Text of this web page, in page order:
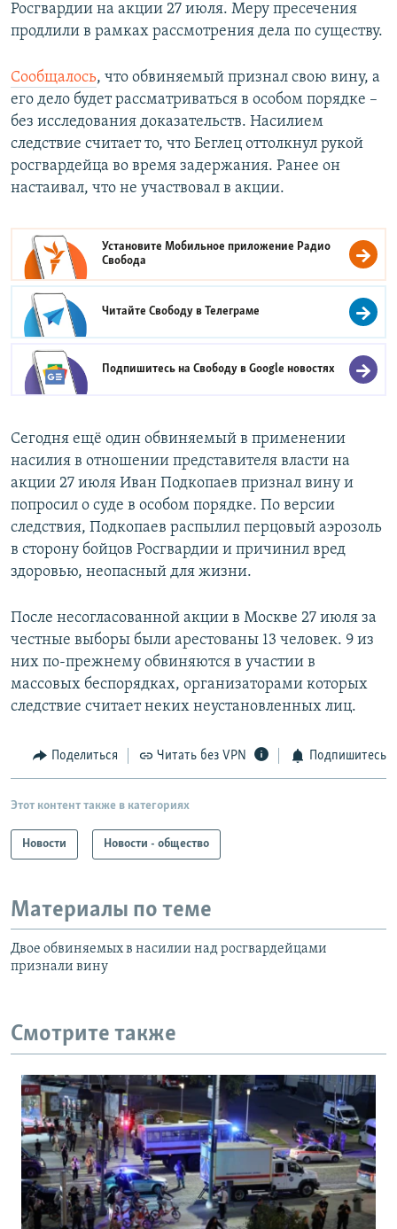
Росгвардии на акции 27 июля. Меру пресечения
продлили в рамках рассмотрения дела по существу.
Сообщалось, что обвиняемый признал свою вину, а
его дело будет рассматриваться в особом порядке –
без исследования доказательств. Насилием
следствие считает то, что Беглец оттолкнул рукой
росгвардейца во время задержания. Ранее он
настаивал, что не участвовал в акции.
Установите Мобильное приложение Радио
Свобода
Читайте Свободу вТелеграме
Подпишитесь на Свободу вGoogle новостях
Сегодня ещё один обвиняемый в применении
насилия в отношении представителя власти на
акции 27 июля Иван Подкопаев признал вину и
попросил о суде в особом порядке. По версии
следствия, Подкопаев распылил перцовый аэрозоль
в сторону бойцов Росгвардии и причинил вред
здоровью, неопасный для жизни.
После несогласованной акции в Москве 27 июля за
честные выборы были арестованы 13 человек. 9 из
них по-прежнему обвиняются в участии в
массовых беспорядках, организаторами которых
следствие считает неких неустановленных лиц.
Поделиться Читать без VPN Подпишитесь
Этот контент также в категориях
Новости Новости - общество
Материалы по теме
Двое обвиняемых в насилии над росгвардейцами
признали вину
Смотрите также